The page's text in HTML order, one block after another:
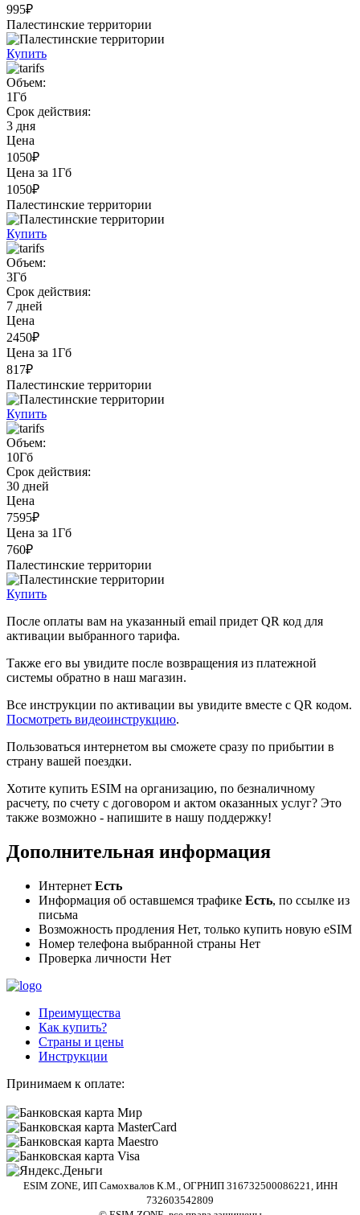
995₽
Палестинские территории
Купить
Объем:
1Гб
Срок действия:
3 дня
Цена
1050₽
Цена за 1Гб
1050₽
Палестинские территории
Купить
Объем:
3Гб
Срок действия:
7 дней
Цена
2450₽
Цена за 1Гб
817₽
Палестинские территории
Купить
Объем:
10Гб
Срок действия:
30 дней
Цена
7595₽
Цена за 1Гб
760₽
Палестинские территории
Купить
После оплаты вам на указанный email придет QR код для
активации выбранного тарифа.
Также его вы увидите после возвращения из платежной
системы обратно в наш магазин.
Все инструкции по активации вы увидите вместе с QR кодом.
Посмотреть видеоинструкцию.
Пользоваться интернетом вы сможете сразу по прибытии в
страну вашей поездки.
Хотите купить ESIM на организацию, по безналичному
расчету, по счету с договором и актом оказанных услуг? Это
также возможно - напишите в нашу поддержку!
Дополнительная информация
Интернет Есть
Информация об оставшемся трафике Есть, по ссылке из
письма
Возможность продления Нет, только купить новую eSIM
Номер телефона выбранной страны Нет
Проверка личности Нет
Преимущества
Как купить?
Страны и цены
Инструкции
Принимаем к оплате:
ESIM ZONE, ИП Самохвалов К.М., ОГРНИП 316732500086221, ИНН
732603542809